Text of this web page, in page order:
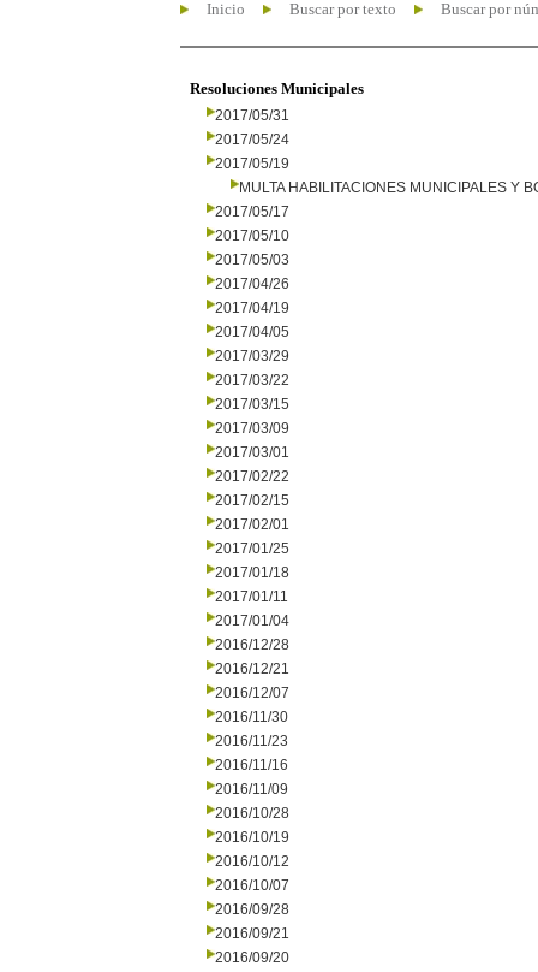
Inicio Buscar por texto Buscar por
Resoluciones Municipales
2017/05/31
2017/05/24
2017/05/19
MULTA HABILITACIONES MUNICIPALES Y
2017/05/17
2017/05/10
2017/05/03
2017/04/26
2017/04/19
2017/04/05
2017/03/29
2017/03/22
2017/03/15
2017/03/09
2017/03/01
2017/02/22
2017/02/15
2017/02/01
2017/01/25
2017/01/18
2017/01/11
2017/01/04
2016/12/28
2016/12/21
2016/12/07
2016/11/30
2016/11/23
2016/11/16
2016/11/09
2016/10/28
2016/10/19
2016/10/12
2016/10/07
2016/09/28
2016/09/21
2016/09/20